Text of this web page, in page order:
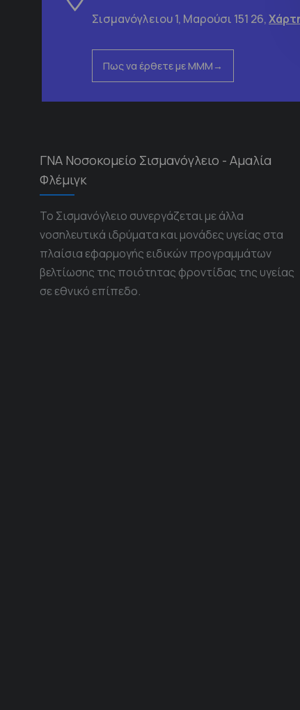
Σισμανόγλειου 1, Μαρούσι 151 26,
Πως να έρθετε με ΜΜΜ
ΓΝΑ Νοσοκομείο Σισμανόγλειο - Αμαλία
Φλέμιγκ
Το Σισμανόγλειο συνεργάζεται με άλλα
νοσηλευτικά ιδρύματα και μονάδες υγείας στα
πλαίσια εφαρμογής ειδικών προγραμμάτων
βελτίωσης της ποιότητας φροντίδας της υγείας
σε εθνικό επίπεδο.